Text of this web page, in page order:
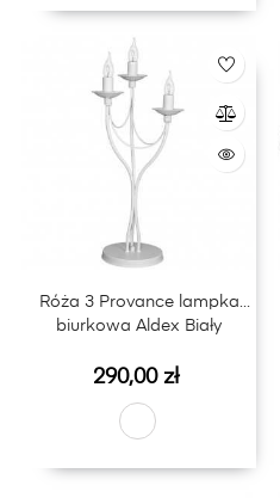
Róża 3 Provance lampka
biurkowa Aldex Biały
Cena
290,00 zł